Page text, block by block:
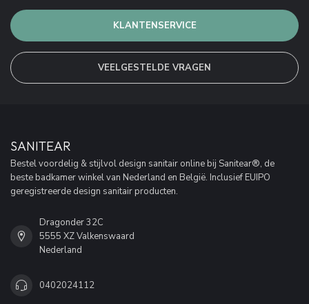
KLANTENSERVICE
VEELGESTELDE VRAGEN
SANITEAR
Bestel voordelig & stijlvol design sanitair online bij Sanitear®, de
beste badkamer winkel van Nederland en België. Inclusief EUIPO
geregistreerde design sanitair producten.
Dragonder 32C
5555 XZ Valkenswaard
Nederland
0402024112